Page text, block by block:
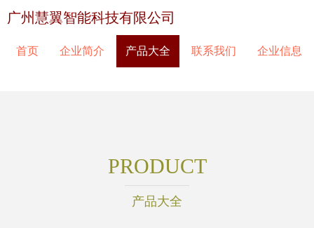
广州慧翼智能科技有限公司
首页 企业简介 产品大全 联系我们 企业信息
PRODUCT
产品大全